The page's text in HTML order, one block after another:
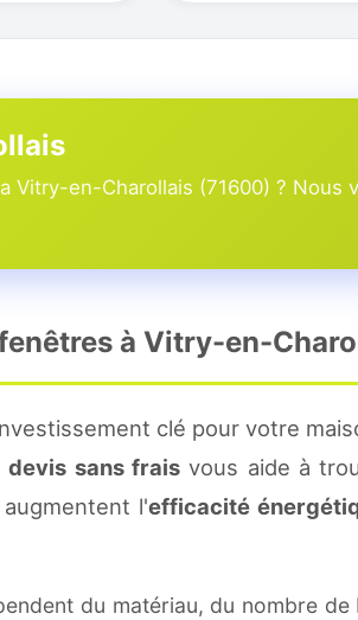
Vitry-en-Charollais (71600) ? Nous
à Vitry-en-
clé pour votre
devis sans frais vous aide à
l'efficacité
du matériau, du nombre